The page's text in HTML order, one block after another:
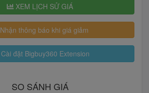
XEM LỊCH SỬ GIÁ
Nhận thông báo khi giá giảm
Cài đặt Bigbuy360 Extension
SO SÁNH GIÁ